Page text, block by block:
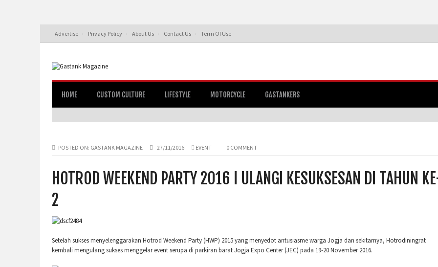
Advertise Privacy Policy About Us Contact Us Term Of Use
HOME CUSTOM CULTURE LIFESTYLE MOTORCYCLE GASTANKERS
POSTED ON: GASTANK MAGAZINE 27/11/2016 EVENT 0 COMMENT
HOTROD WEEKEND PARTY 2016 I ULANGI KESUKSESAN DI TAHUN
2
Setelah sukses menyelenggarakan Hotrod Weekend Party (HWP) 2015 yang menyedot antusiasme warga Jogja dan sekitarnya, Hotrodiningrat
kembali mengulang sukses menggelar event serupa di parkiran barat Jogja Expo Center (JEC) pada 19-20 November 2016.